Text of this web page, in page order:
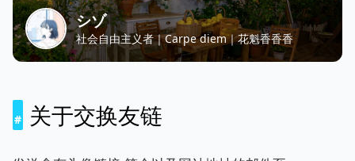
シゾ
社会自由主义者｜Carpe diem｜花魁香香香
关于交换友链